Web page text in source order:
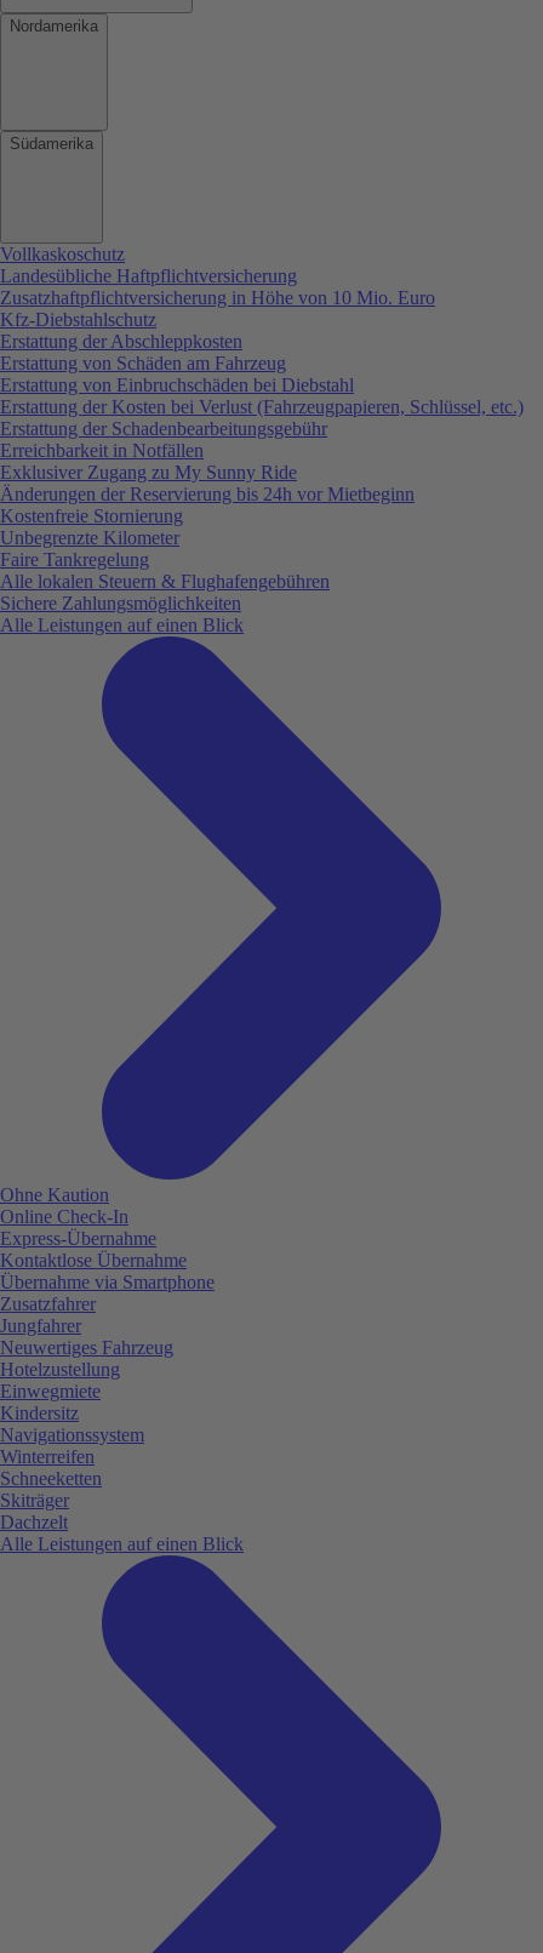
Nordamerika
Südamerika
Vollkaskoschutz
Landesübliche Haftpflichtversicherung
Zusatzhaftpflichtversicherung in Höhe von 10 Mio. Euro
Kfz-Diebstahlschutz
Erstattung der Abschleppkosten
Erstattung von Schäden am Fahrzeug
Erstattung von Einbruchschäden bei Diebstahl
Erstattung der Kosten bei Verlust (Fahrzeugpapieren, Schlüssel, etc.)
Erstattung der Schadenbearbeitungsgebühr
Erreichbarkeit in Notfällen
Exklusiver Zugang zu My Sunny Ride
Änderungen der Reservierung bis 24h vor Mietbeginn
Kostenfreie Stornierung
Unbegrenzte Kilometer
Faire Tankregelung
Alle lokalen Steuern & Flughafengebühren
Sichere Zahlungsmöglichkeiten
Alle Leistungen auf einen Blick
Ohne Kaution
Online Check-In
Express-Übernahme
Kontaktlose Übernahme
Übernahme via Smartphone
Zusatzfahrer
Jungfahrer
Neuwertiges Fahrzeug
Hotelzustellung
Einwegmiete
Kindersitz
Navigationssystem
Winterreifen
Schneeketten
Skiträger
Dachzelt
Alle Leistungen auf einen Blick